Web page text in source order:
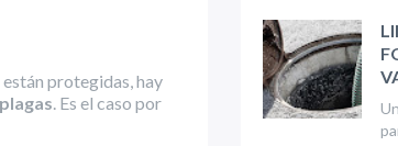
están protegidas, hay
. Es el caso por